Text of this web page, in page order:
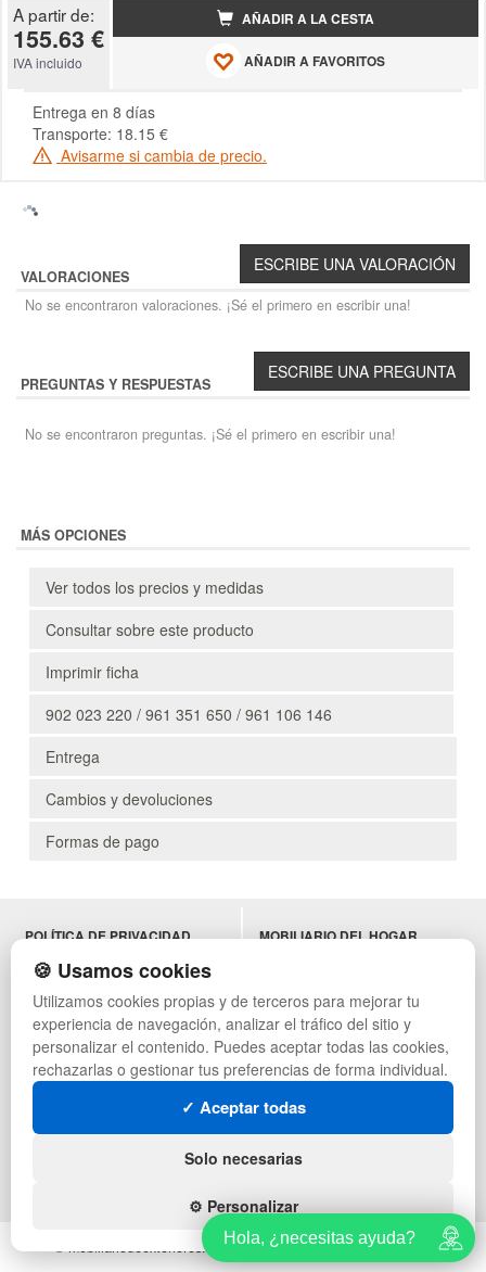
A partir de:
155.63 €
IVA incluido
AÑADIR A LA CESTA
AÑADIR A FAVORITOS
Entrega en 8 días
Transporte: 18.15 €
Avisarme si cambia de precio.
VALORACIONES
No se encontraron valoraciones. ¡Sé el primero en escribir una!
PREGUNTAS Y RESPUESTAS
No se encontraron preguntas. ¡Sé el primero en escribir una!
MÁS OPCIONES
Ver todos los precios y medidas
Consultar sobre este producto
Imprimir ficha
902 023 220 / 961 351 650 / 961 106 146
Entrega
Cambios y devoluciones
Formas de pago
POLÍTICA DE PRIVACIDAD
CONDICIONES DE USO
CAMBIOS Y DEVOLUCIONES
CONTACTO
QUIENES SOMOS
MAPA WEB
PREGUNTAS FRECUENTES
INGRESA A TU CUENTA
SÍGUENOS:
MOBILIARIO DEL HOGAR
MUEBLES VINTAGE
TERRAZAS CON PALETS
NADADORES
EQUIPAMIENTO HOSTELERÍA
ESTANTERÍAS
© mobiliariodeexteriores.com - Todos los derechos reservados
🍪 Usamos cookies
Utilizamos cookies propias y de terceros para mejorar tu
experiencia de navegación, analizar el tráfico del sitio y
personalizar el contenido. Puedes aceptar todas las cookies,
rechazarlas o gestionar tus preferencias de forma individual.
✓ Aceptar todas
Solo necesarias
⚙️ Personalizar
Hola, ¿necesitas ayuda?